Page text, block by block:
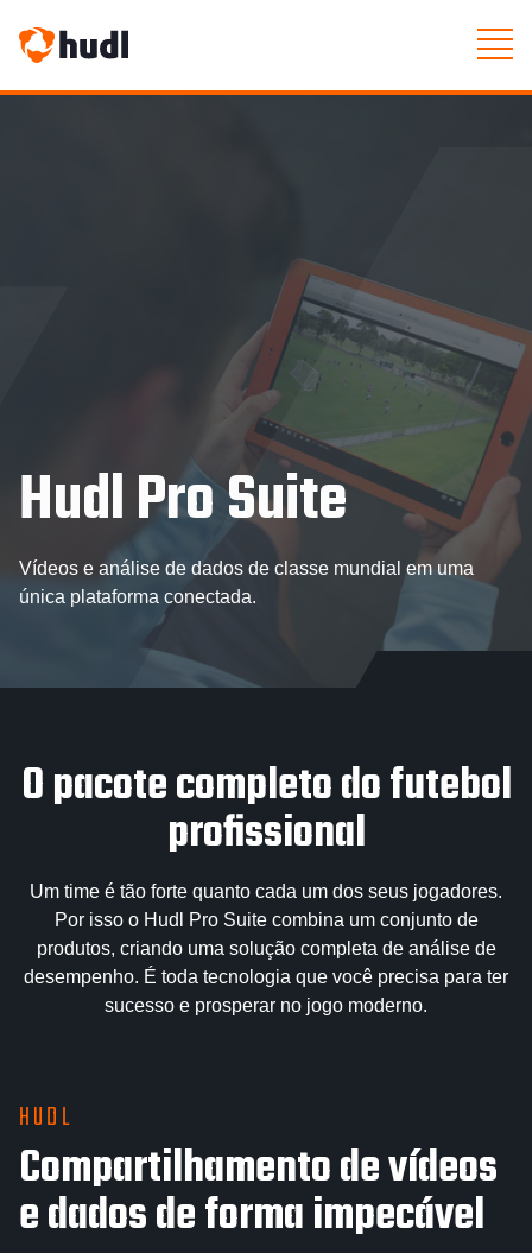
Hudl Pro Suite
Vídeos e análise de dados de classe mundial em uma
única plataforma conectada.
O pacote completo do futebol
profissional
Um time é tão forte quanto cada um dos seus jogadores.
Por isso o Hudl Pro Suite combina um conjunto de
produtos, criando uma solução completa de análise de
desempenho. É toda tecnologia que você precisa para ter
sucesso e prosperar no jogo moderno.
HUDL
Compartilhamento de vídeos
e dados de forma impecável